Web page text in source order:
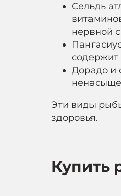
Сельдь
нервной
содержит
Дорадо и
Эти виды
здоровья.
Купить